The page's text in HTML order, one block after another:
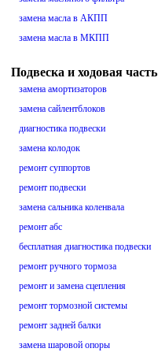
замена масла в АКПП
замена масла в МКПП
Подвеска и ходовая часть
замена амортизаторов
замена сайлентблоков
диагностика подвески
замена колодок
ремонт суппортов
ремонт подвески
замена сальника коленвала
ремонт абс
бесплатная диагностика подвески
ремонт ручного тормоза
ремонт и замена сцепления
ремонт тормозной системы
ремонт задней балки
замена шаровой опоры